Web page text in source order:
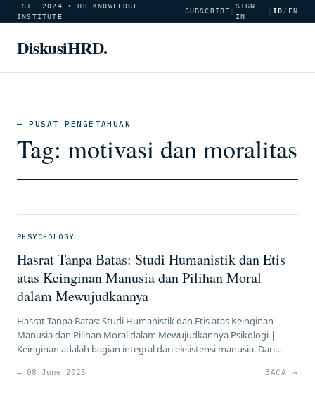
EST. 2024 • HR KNOWLEDGE
INSTITUTE
SUBSCRIBE
SIGN
IN
ID/ EN
DiskusiHRD.
— PUSAT PENGETAHUAN
Tag: motivasi dan moralitas
PHSYCHOLOGY
Hasrat Tanpa Batas: Studi Humanistik dan Etis
atas Keinginan Manusia dan Pilihan Moral
dalam Mewujudkannya
Hasrat Tanpa Batas: Studi Humanistik dan Etis atas Keinginan
Manusia dan Pilihan Moral dalam Mewujudkannya Psikologi |
Keinginan adalah bagian integral dari eksistensi manusia. Dari
terdorong untuk mencapai sesuatu yang lebih baik bagi dirinya
— 08 June 2025 BACA →